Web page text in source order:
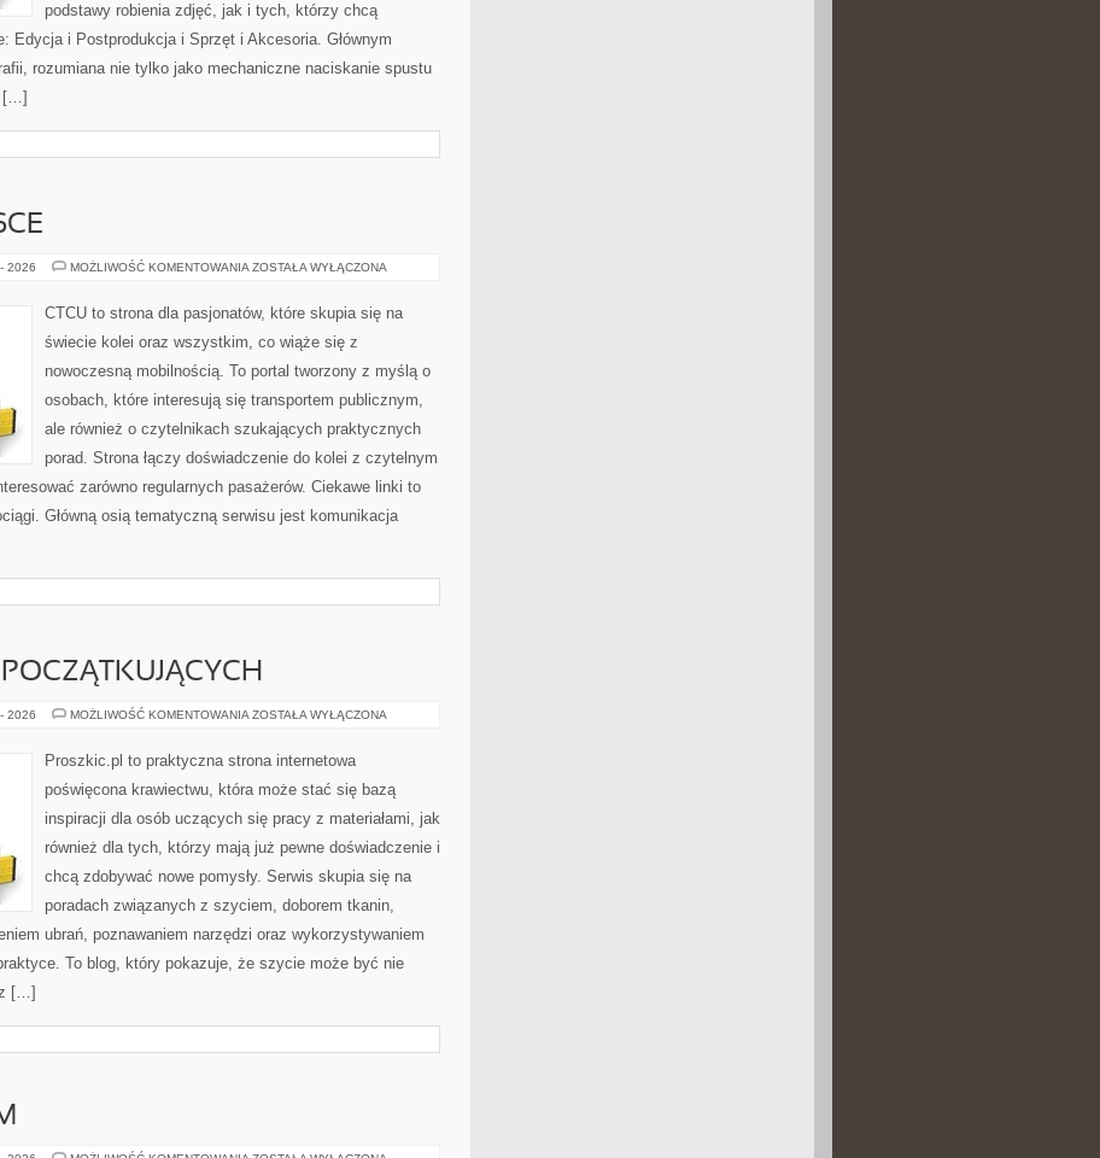
podstawy robienia zdjęć, jak i tych, którzy chcą
Edycja i Postprodukcja i Sprzęt i Akcesoria. Głównym
rozumiana nie tylko jako mechaniczne naciskanie spustu
[…]
2026 MOŻLIWOŚĆ KOMENTOWANIA POCIĄGI
ZOSTAŁA WYŁĄCZONA
CTCU to strona dla pasjonatów, które skupia się na
świecie kolei oraz wszystkim, co wiąże się z
nowoczesną mobilnością. To portal tworzony z myślą o
osobach, które interesują się transportem publicznym,
ale również o czytelnikach szukających praktycznych
porad. Strona łączy doświadczenie do kolei z czytelnym
zarówno regularnych pasażerów. Ciekawe linki to
Główną osią tematyczną serwisu jest komunikacja
2026 MOŻLIWOŚĆ KOMENTOWANIA PORADNIK
ZOSTAŁA WYŁĄCZONA
Proszkic.pl to praktyczna strona internetowa
poświęcona krawiectwu, która może stać się bazą
inspiracji dla osób uczących się pracy z materiałami, jak
również dla tych, którzy mają już pewne doświadczenie i
chcą zdobywać nowe pomysły. Serwis skupia się na
poradach związanych z szyciem, doborem tkanin,
ubrań, poznawaniem narzędzi oraz wykorzystywaniem
To blog, który pokazuje, że szycie może być nie
[…]